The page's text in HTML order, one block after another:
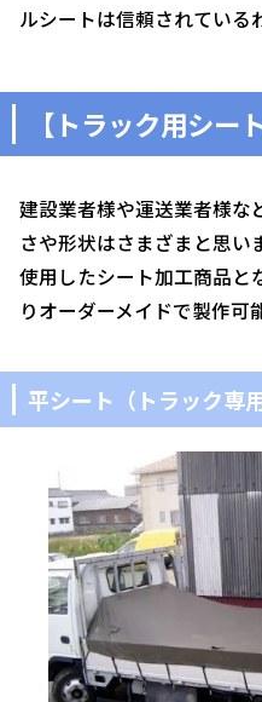
ルシートは信頼されている
【トラック用シー
建設業者様や運送業者様な
さや形状はさまざまと思い
使用したシート加工商品と
りオーダーメイドで製作可
平シート（トラック専